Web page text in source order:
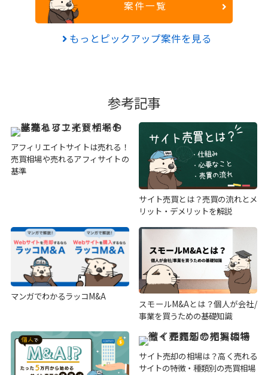
案件一覧
もっとピックアップ案件を見る
参考記事
アフィリエイトサイトは売れる！
売買相場や売れるアフィサイトの
基準
サイト売買とは？売買の流れとメ
リット・デメリットを解説
マンガでわかるラッコM&A
スモールM&Aとは？個人が会社/
事業を買うための基礎知識
サイト売却の相場は？高く売れる
サイトの特徴・種類別の売買相場